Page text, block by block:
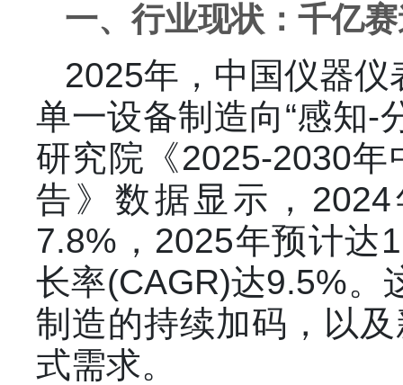
一、行业现状：千亿
2025年，中国仪器仪
单一设备制造向“感知-
研究院《2025-2030
告》数据显示，
7.8%，2025年预计达
长率(CAGR)达9.5%。
制造的持续加码，以
式需求。